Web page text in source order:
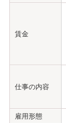
賃金
仕事の内容
雇用形態